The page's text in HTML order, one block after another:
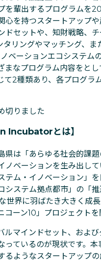
を輩出するプログラムを
心を持つスタートアップ
ドセットや、知財戦略、
タリングやマッチング、
ベーションエコシステム
まなプログラム内容をと
て2種類あり、各プログラ
切りました
Incubatorとは】
は「あらゆる社会的課
ノベーションを生み出し
テム・イノベーション」
ステム拠点都市」の「推
世界に羽ばたき大きく成
ーン10」プロジェクトを
マインドセット、およ
っているのが現状です。
るようなスタートアップ